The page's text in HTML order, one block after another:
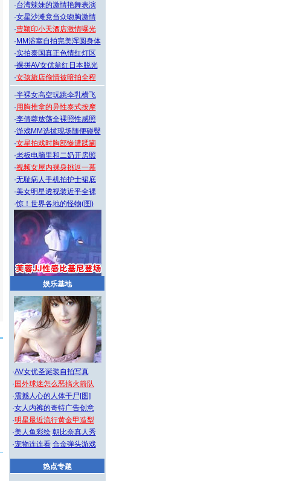
·台湾辣妹的激情艳舞表演
·女星沙滩竟当众吻胸激情
·曹颖印小天酒店激情曝光
· MM浴室自拍完美浑圆身体
·实拍泰国真正色情红灯区
·裸拼AV女优翁红日本脱光
·女孩旅店偷情被暗拍全程
·半裸女高空玩跳伞乳横飞
·用胸推拿的异性泰式按摩
·李倩蓉放荡全裸照性感照
·游戏MM选拔现场随便碰臀
·女星拍戏时胸部惨遭蹂躏
·老板电脑里和二奶开房照
·视频女屋内裸身挑逗一幕
·无耻病人手机拍护士裙底
·美女明星透视装近乎全裸
·惊！世界各地的怪物(图)
娱乐基地
·AV女优圣诞装自拍写真
· 国外球迷怎么恶搞火箭队
·震撼人心的人体干尸[图]
·女人内裤的奇特广告创意
·明星最近流行黄金甲造型
·美人鱼彩绘 朝比奈真人秀
·宠物连连看 合金弹头游戏
热点专题